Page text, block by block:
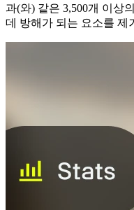
과(와) 같은 3,500개 이상
데 방해가 되는 요소를 제